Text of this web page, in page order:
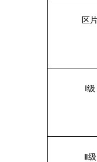
区
Ⅰ级
Ⅱ级